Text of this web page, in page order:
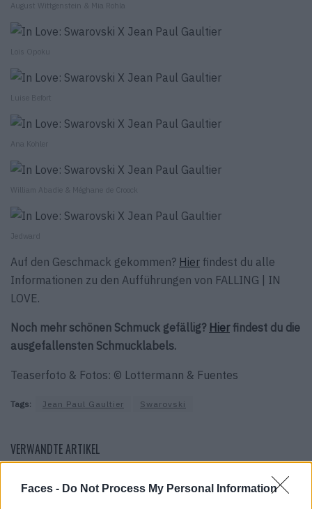
Faces - Do Not Process My Personal Information
August Wittgenstein & Mia Rohla
Luise Befort
Ana Kohler
William Abadie & Méghane de Croock
Jedward
Auf den Geschmack gekommen? Hier findest du alle
Informationen zu den Aufführungen von FALLING | IN
LOVE.
Noch mehr schönen Schmuck gefällig? Hierfindest du die
ausgefallensten Schmucklabels.
Teaserfoto & Fotos: © Lottermann & Fuentes
Tags: Jean Paul Gaultier Swarovski
VERWANDTE ARTIKEL